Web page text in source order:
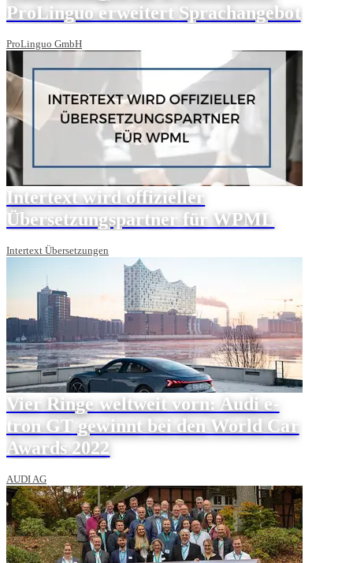
ProLinguo erweitert Sprachangebot
ProLinguo GmbH
Intertext wird offizieller
Übersetzungspartner für WPML
Intertext Übersetzungen
Vier Ringe weltweit vorn: Audi e-
tron GT gewinnt bei den World Car
Awards 2022
AUDI AG